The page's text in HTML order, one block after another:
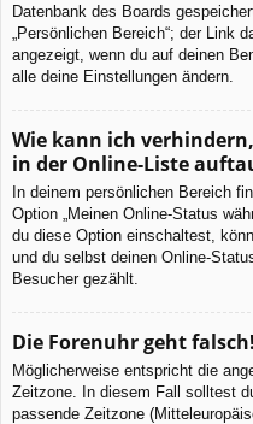
Datenbank des Boards
„Persönlichen Bereich“; der Link
angezeigt, wenn du auf deinen
alle deine Einstellungen ändern.
Wie kann ich
in der Online-Liste
In deinem persönlichen Bereich
Option „Meinen Online-Status
du diese Option einschaltest,
und du selbst deinen Online-
Besucher gezählt.
Die Forenuhr geht falsch!
Möglicherweise entspricht die
Zeitzone. In diesem Fall solltest
passende Zeitzone